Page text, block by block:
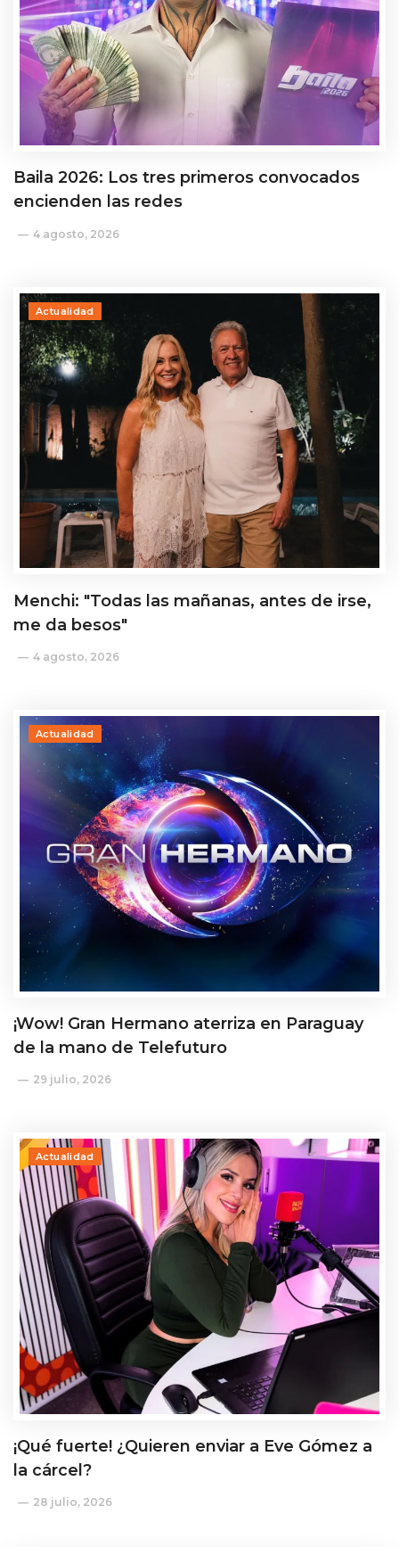
Baila 2026: Los tres primeros convocados
encienden las redes
4 agosto, 2026
Actualidad
Menchi: "Todas las mañanas, antes de irse,
me da besos"
4 agosto, 2026
Actualidad
¡Wow! Gran Hermano aterriza en Paraguay
de la mano de Telefuturo
29 julio, 2026
Actualidad
¡Qué fuerte! ¿Quieren enviar a Eve Gómez a
la cárcel?
28 julio, 2026